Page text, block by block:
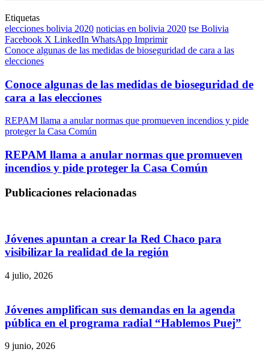
Etiquetas
elecciones bolivia 2020 noticias en bolivia 2020 tse Bolivia
Facebook X LinkedIn WhatsApp Imprimir
Conoce algunas de las medidas de bioseguridad de cara a las
elecciones
Conoce algunas de las medidas de bioseguridad de
cara a las elecciones
REPAM llama a anular normas que promueven incendios y pide
proteger la Casa Común
REPAM llama a anular normas que promueven
incendios y pide proteger la Casa Común
Publicaciones relacionadas
Jóvenes apuntan a crear la Red Chaco para
visibilizar la realidad de la región
4 julio, 2026
Jóvenes amplifican sus demandas en la agenda
pública en el programa radial “Hablemos Puej”
9 junio, 2026